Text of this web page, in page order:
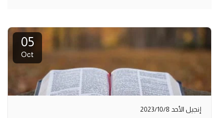
05
Oct
إنجيل الأحد 2023/10/8